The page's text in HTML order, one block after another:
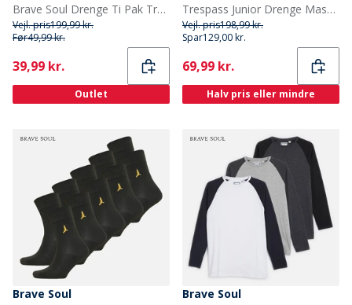
Brave Soul Drenge Ti Pak Trænings Sokker Sort
Vejl. pris199,99 kr.
Før49,99 kr.
Current
39,99 kr.
Outlet
Trespass Junior Drenge Masonville 1/2 Lynlås Mikro Fleece Kobolt
Vejl. pris198,99 kr.
Spar129,00 kr.
Current
69,99 kr.
Halv pris eller mindre
Brave Soul
Brave Soul